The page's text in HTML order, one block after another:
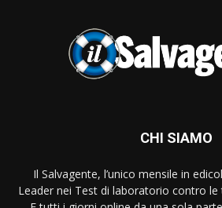
CHI SIAMO
Il Salvagente, l’unico mensile in
Leader nei Test di laboratorio contro